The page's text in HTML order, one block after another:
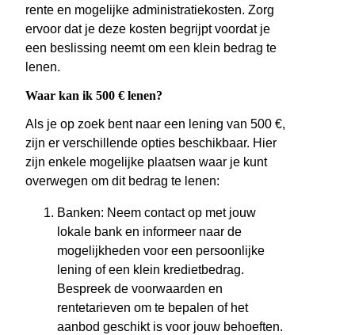
rente en mogelijke administratiekosten. Zorg
ervoor dat je deze kosten begrijpt voordat je
een beslissing neemt om een klein bedrag te
lenen.
Waar kan ik 500 € lenen?
Als je op zoek bent naar een lening van 500 €,
zijn er verschillende opties beschikbaar. Hier
zijn enkele mogelijke plaatsen waar je kunt
overwegen om dit bedrag te lenen:
Banken: Neem contact op met jouw
lokale bank en informeer naar de
mogelijkheden voor een persoonlijke
lening of een klein kredietbedrag.
Bespreek de voorwaarden en
rentetarieven om te bepalen of het
aanbod geschikt is voor jouw behoeften.